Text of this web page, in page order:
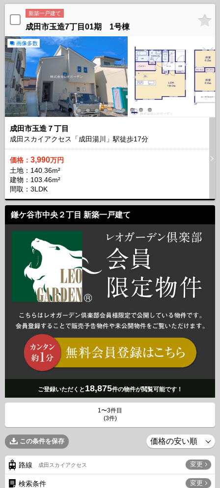
新築一戸建て
成田市玉造7丁目01期 1号棟
画像多数
成田市玉造７丁目
成田スカイアクセス「成田湯川」駅徒歩17分
価格： 3,990万円
土地：140.36m²
建物：103.46m²
間取：3LDK
鎌ケ谷市中央２丁目 新築一戸建て
ご登録いただくと 18,875件の物件が閲覧可能です！
1〜3件目
(3件)
この条件を保存
路線 成田スカイアクセス 変更
検索条件 変更